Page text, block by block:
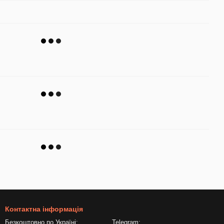
Контактна інформація
Безкоштовно по Україні: Telegram: